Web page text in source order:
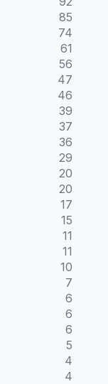
85
74
61
56
47
46
39
37
36
29
20
20
17
15
11
11
10
7
6
6
6
5
4
4